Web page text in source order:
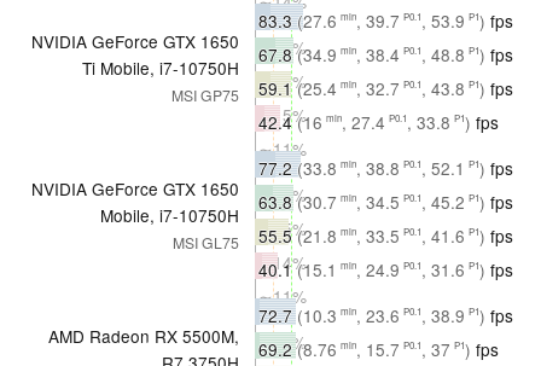
NVIDIA GeForce GTX 1650
Ti Mobile, i7-10750H
MSI GP75
83.3(27.6 min, 39.7 P0.1, 53.9 P1) fps
∼19%
67.8(34.9 min, 38.4 P0.1, 48.8 P1) fps
∼16%
59.1(25.4 min, 32.7 P0.1, 43.8 P1) fps
∼15%
42.4(16 min, 27.4 P0.1, 33.8 P1) fps
∼11%
NVIDIA GeForce GTX 1650
Mobile, i7-10750H
MSI GL75
77.2(33.8 min, 38.8 P0.1, 52.1 P1) fps
∼18%
63.8(30.7 min, 34.5 P0.1, 45.2 P1) fps
∼15%
55.5(21.8 min, 33.5 P0.1, 41.6 P1) fps
∼14%
40.1(15.1 min, 24.9 P0.1, 31.6 P1) fps
∼11%
AMD Radeon RX 5500M,
72.7(10.3 min, 23.6 P0.1, 38.9 P1) fps
∼17%
69.2(8.76 min, 15.7 P0.1, 37 P1) fps